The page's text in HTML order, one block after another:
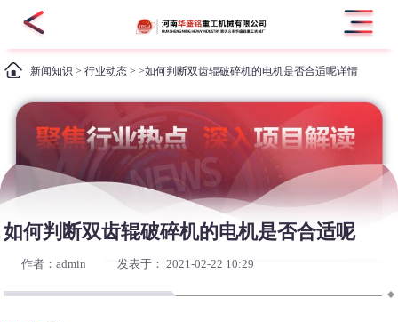
新闻知识 >行业动态 > >如何判断双齿辊破碎机的电机是否合适呢详情
如何判断双齿辊破碎机的电机是否合适呢
作者：admin 发表于： 2021-02-22 10:29